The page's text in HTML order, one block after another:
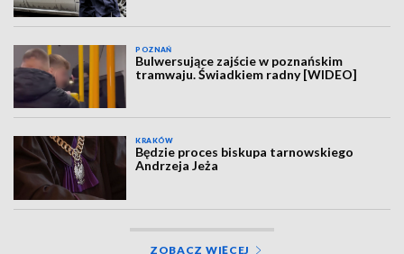
POZNAŃ
Bulwersujące zajście w poznańskim
tramwaju. Świadkiem radny [WIDEO]
KRAKÓW
Będzie proces biskupa tarnowskiego
Andrzeja Jeża
ZOBACZ WIĘCEJ